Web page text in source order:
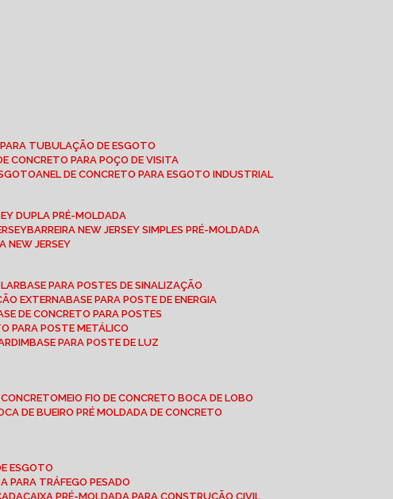
PARA TUBULAÇÃO DE ESGOTO
DE CONCRETO PARA POÇO DE VISITA
ANEL DE CONCRETO PARA ESGOTO INDUSTRIAL
DUPLA PRÉ-MOLDADA
BARREIRA NEW JERSEY SIMPLES PRÉ-MOLDADA
NEW JERSEY
BASE PARA POSTES DE SINALIZAÇÃO
EXTERNA
BASE PARA POSTE DE ENERGIA
DE CONCRETO PARA POSTES
PARA POSTE METÁLICO
BASE PARA POSTE DE LUZ
CONCRETO
MEIO FIO DE CONCRETO BOCA DE LOBO
DE BUEIRO PRÉ MOLDADA DE CONCRETO
ESGOTO
PARA TRÁFEGO PESADO
CAIXA PRÉ-MOLDADA PARA CONSTRUÇÃO CIVIL